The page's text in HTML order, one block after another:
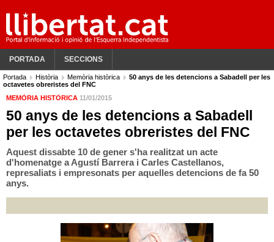
PORTADA SECCIONS
Portada Història Memòria històrica
50 anys de les detencions a Sabadell per les
octavetes obreristes del FNC
MEMÒRIA HISTÒRICA 11/01/2015
50 anys de les detencions a Sabadell
per les octavetes obreristes del FNC
Aquest dissabte 10 de gener s'ha realitzat un acte
d'homenatge a Agustí Barrera i Carles Castellanos,
represaliats i empresonats per aquelles detencions de fa 50
anys.